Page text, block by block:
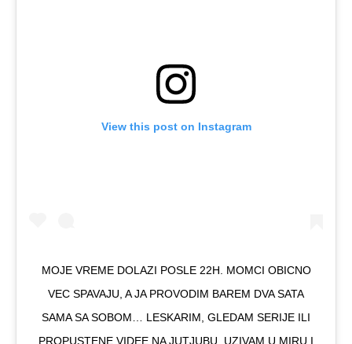
View this post on Instagram
MOJE VREME DOLAZI POSLE 22H. MOMCI OBICNO
VEC SPAVAJU, A JA PROVODIM BAREM DVA SATA
SAMA SA SOBOM… LESKARIM, GLEDAM SERIJE ILI
PROPUSTENE VIDEE NA JUTJUBU, UZIVAM U MIRU I